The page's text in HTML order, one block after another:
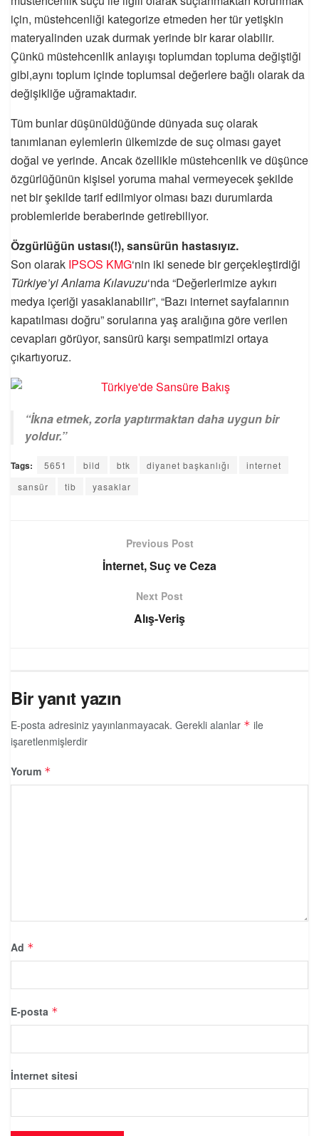
için, müstehcenliği kategorize etmeden her tür yetişkin
materyalinden uzak durmak yerinde bir karar olabilir.
Çünkü müstehcenlik anlayışı toplumdan topluma değiştiği
gibi,aynı toplum içinde toplumsal değerlere bağlı olarak da
değişikliğe uğramaktadır.
Tüm bunlar düşünüldüğünde dünyada suç olarak
tanımlanan eylemlerin ülkemizde de suç olması gayet
doğal ve yerinde. Ancak özellikle müstehcenlik ve düşünce
özgürlüğünün kişisel yoruma mahal vermeyecek şekilde
net bir şekilde tarif edilmiyor olması bazı durumlarda
problemleride beraberinde getirebiliyor.
Özgürlüğün ustası(!), sansürün hastasıyız.
Son olarak IPSOS KMG‘nin iki senede bir gerçekleştirdiği
Türkiye’yi Anlama Kılavuzu‘nda “Değerlerimize aykırı
medya içeriği yasaklanabilir”, “Bazı internet sayfalarının
kapatılması doğru” sorularına yaş aralığına göre verilen
cevapları görüyor, sansürü karşı sempatimizi ortaya
çıkartıyoruz.
“İkna etmek, zorla yaptırmaktan daha uygun bir
yoldur.”
Tags: 5651 bild btk diyanet başkanlığı
internet
sansür
tib yasaklar
Previous Post
İnternet, Suç ve Ceza
Next Post
Alış-Veriş
Bir yanıt yazın
E-posta adresiniz yayınlanmayacak. Gerekli alanlar * ile
işaretlenmişlerdir
Yorum *
Ad *
E-posta *
İnternet sitesi